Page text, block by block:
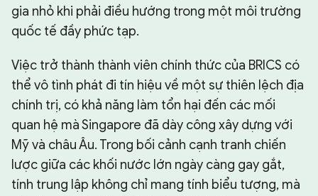
gia nhỏ khi phải điều hướng trong một môi trường
quốc tế đầy phức tạp.
Việc trở thành thành viên chính thức của BRICS có
thể vô tình phát đi tín hiệu về một sự thiên lệch địa
chính trị, có khả năng làm tổn hại đến các mối
quan hệ mà Singapore đã dày công xây dựng với
Mỹ và châu Âu. Trong bối cảnh cạnh tranh chiến
lược giữa các khối nước lớn ngày càng gay gắt,
tính trung lập không chỉ mang tính biểu tượng, mà